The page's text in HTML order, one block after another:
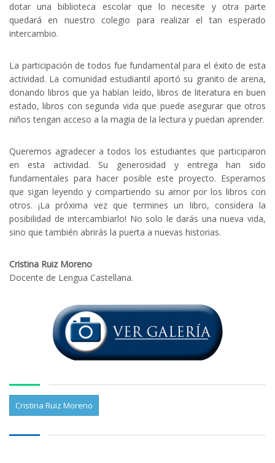
dotar una biblioteca escolar que lo necesite y otra parte
quedará en nuestro colegio para realizar el tan esperado
intercambio.
La participación de todos fue fundamental para el éxito de esta
actividad. La comunidad estudiantil aportó su granito de arena,
donando libros que ya habían leído, libros de literatura en buen
estado, libros con segunda vida que puede asegurar que otros
niños tengan acceso a la magia de la lectura y puedan aprender.
Queremos agradecer a todos los estudiantes que participaron
en esta actividad. Su generosidad y entrega han sido
fundamentales para hacer posible este proyecto. Esperamos
que sigan leyendo y compartiendo su amor por los libros con
otros. ¡La próxima vez que termines un libro, considera la
posibilidad de intercambiarlo! No solo le darás una nueva vida,
sino que también abrirás la puerta a nuevas historias.
Cristina Ruiz Moreno
Docente de Lengua Castellana.
Cristina Ruiz Moreno